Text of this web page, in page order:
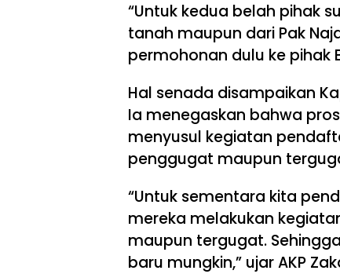
“Untuk kedua belah pihak
tanah maupun dari Pak
permohonan dulu ke pihak
Hal senada disampaikan
Ia menegaskan bahwa
menyusul kegiatan
penggugat maupun
“Untuk sementara kita
mereka melakukan
maupun tergugat.
baru mungkin,” ujar AKP